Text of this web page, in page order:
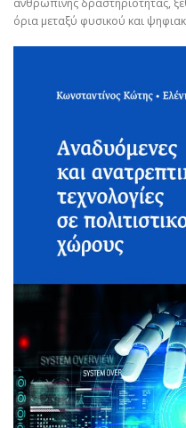
όρια μεταξύ φυσικού και